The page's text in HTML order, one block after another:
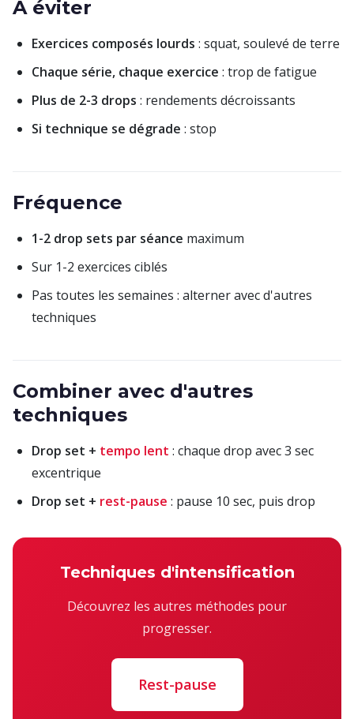
À éviter
Exercices composés lourds : squat, soulevé de terre
Chaque série, chaque exercice : trop de fatigue
Plus de 2-3 drops : rendements décroissants
Si technique se dégrade : stop
Fréquence
1-2 drop sets par séance maximum
Sur 1-2 exercices ciblés
Pas toutes les semaines : alterner avec d'autres
techniques
Combiner avec d'autres
techniques
Drop set + tempo lent : chaque drop avec 3 sec
excentrique
Drop set + rest-pause : pause 10 sec, puis drop
Techniques d'intensification
Découvrez les autres méthodes pour
progresser.
Rest-pause